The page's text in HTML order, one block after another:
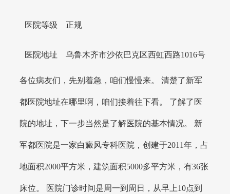
医院等级 正规
医院地址 乌鲁木齐市沙依巴克区西虹西路1016号
各位病友们，先别着急，咱们慢慢来。 清楚了新军
都医院地址在哪里啊，咱们接着往下看。 了解了医
院的地址，下一步当然是了解医院的基本情况。 新
军都医院是一家白癜风专科医院，创建于2011年，占
地面积2000平方米，建筑面积5000多平方米，有36张
床位。 医院门诊时间是周一到周日，从早上10点到